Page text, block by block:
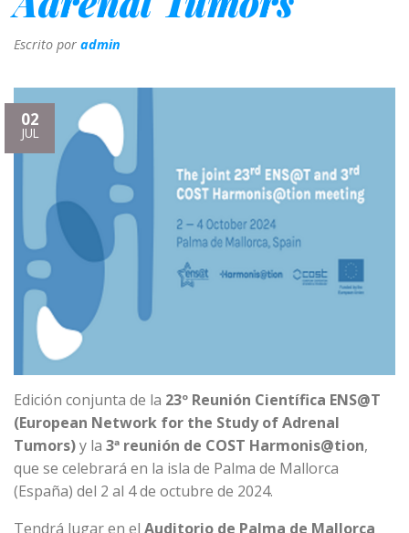
Escrito por admin
02
JUL
Edición conjunta de la 23º Reunión Científica ENS@T
(European Network for the Study of Adrenal
Tumors)y la 3ª reunión de COST Harmonis@tion,
que se celebrará en la isla de Palma de Mallorca
(España) del 2 al 4 de octubre de 2024.
Tendrá lugar en el Auditorio de Palma de Mallorca